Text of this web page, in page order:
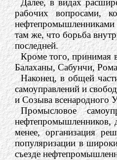
Далее, в видах
рабочих вопросами,
нефтепромышленниками
там же, что борьба
последней.
Кроме того, принимая
Балаханы, Сабунчи,
Наконец, в общей
самоуправлений и
и Созыва всенародного
Промысловое
нефтепромышленников,
менее, организация
популяризации в
съезде